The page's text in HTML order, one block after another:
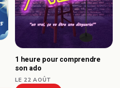
1 heure pour comprendre
son ado
LE 22 AOÛT